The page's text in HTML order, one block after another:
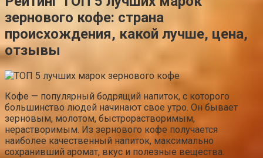
зернового кофе: страна
происхождения, какой лучше, цена,
отзывы
Кофе — популярный бодрящий напиток, с которого
большинство людей начинают свое утро. Он бывает
зерновым, молотом, быстрорастворимым,
нерастворимым. Из зернового кофе получается
наиболее качественный напиток, максимально
сохранивший аромат, вкус и полезные вещества.